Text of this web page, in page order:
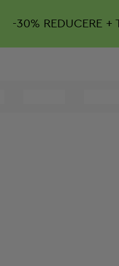
-30% REDUCERE +